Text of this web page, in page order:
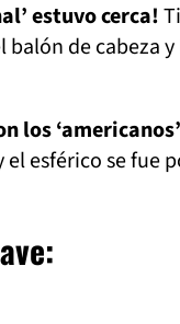
estuvo cerca!
balón de cabeza
los
el esférico se fue